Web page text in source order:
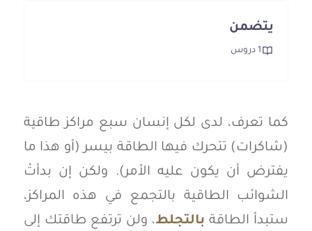
كما تعرف، لدى لكل إنسان سبع مراكز طاقية
(شاكرات) تتحرك فيها الطاقة بيسر (أو هذا ما
يفترض أن يكون عليه الأمر). ولكن إن بدأتْ
الشوائب الطاقية بالتجمع في هذه المراكز،
ستبدأ الطاقة بالتجلط، ولن ترتفع طاقتك إلى
يتضمن
1 دروس